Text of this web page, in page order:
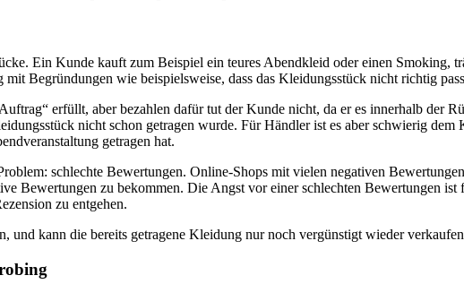
Ein Kunde kauft zum Beispiel ein teures Abendkleid oder einen Smoking,
Begründungen wie beispielsweise, dass das Kleidungsstück nicht richtig
erfüllt, aber bezahlen dafür tut der Kunde nicht, da er es innerhalb der
nicht schon getragen wurde. Für Händler ist es aber schwierig
getragen hat.
schlechte Bewertungen. Online-Shops mit vielen negativen
Bewertungen zu bekommen. Die Angst vor einer schlechten Bewertungen
zu entgehen.
und kann die bereits getragene Kleidung nur noch vergünstigt wieder